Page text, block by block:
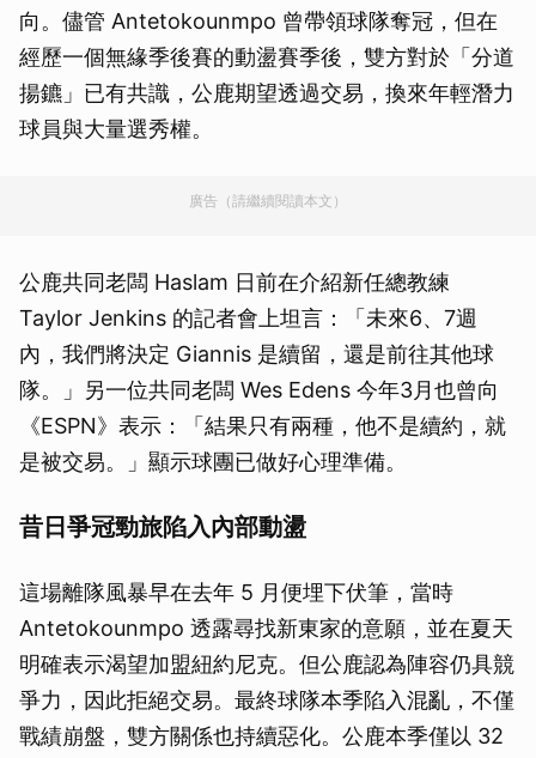
向。儘管 Antetokounmpo 曾帶領球隊奪冠，但在
經歷一個無緣季後賽的動盪賽季後，雙方對於「分道
揚鑣」已有共識，公鹿期望透過交易，換來年輕潛力
球員與大量選秀權。
廣告（請繼續閱讀本文）
公鹿共同老闆 Haslam 日前在介紹新任總教練
Taylor Jenkins 的記者會上坦言：「未來6、7週
內，我們將決定 Giannis 是續留，還是前往其他球
隊。」另一位共同老闆 Wes Edens 今年3月也曾向
《ESPN》表示：「結果只有兩種，他不是續約，就
是被交易。」顯示球團已做好心理準備。
昔日爭冠勁旅陷入內部動盪
這場離隊風暴早在去年 5 月便埋下伏筆，當時
Antetokounmpo 透露尋找新東家的意願，並在夏天
明確表示渴望加盟紐約尼克。但公鹿認為陣容仍具競
爭力，因此拒絕交易。最終球隊本季陷入混亂，不僅
戰績崩盤，雙方關係也持續惡化。公鹿本季僅以 32